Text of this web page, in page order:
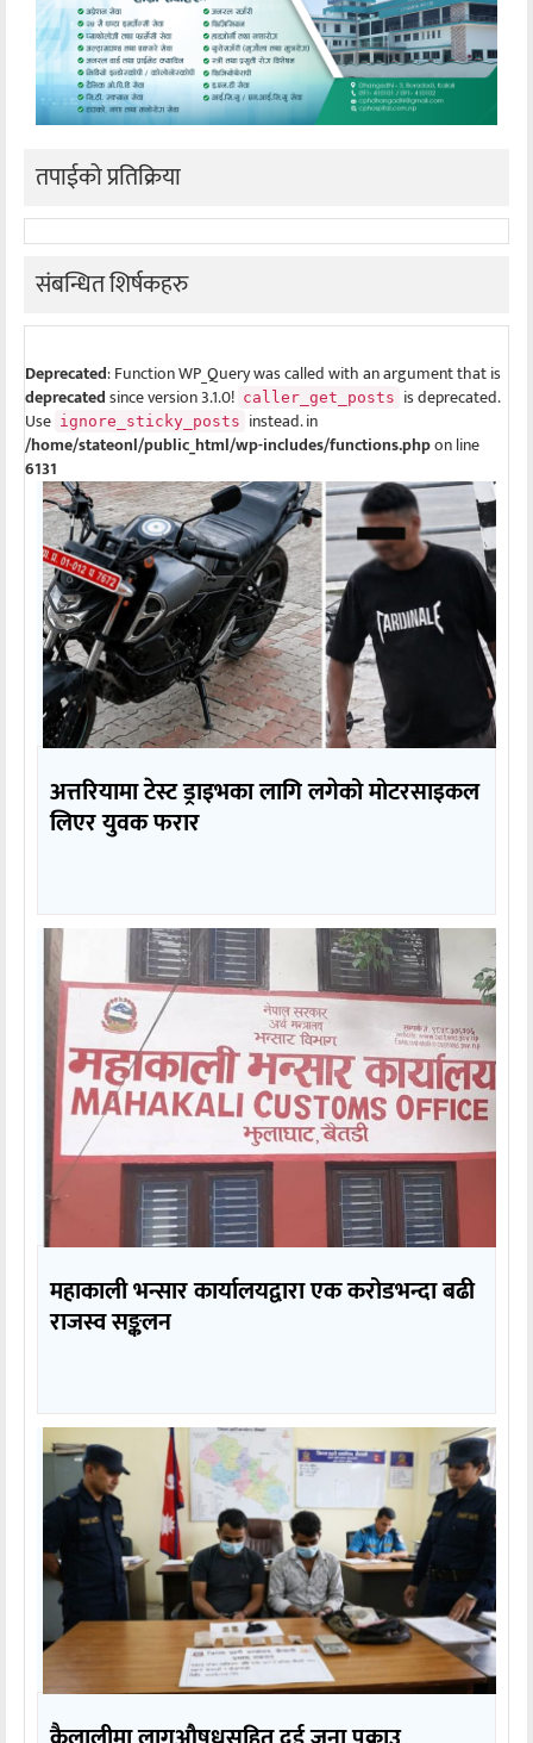
तपाईको प्रतिक्रिया
संबन्धित शिर्षकहरु
Deprecated: Function WP_Query was called with an argument that is
deprecatedsince version 3.1.0! caller_get_posts is deprecated.
Use ignore_sticky_posts instead. in
/home/stateonl/public_html/wp-includes/functions.phpon line
6131
अत्तरियामा टेस्ट ड्राइभका लागि लगेको मोटरसाइकल
लिएर युवक फरार
महाकाली भन्सार कार्यालयद्वारा एक करोडभन्दा बढी
राजस्व सङ्कलन